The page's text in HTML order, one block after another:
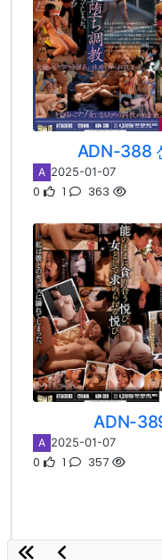
ADN-388
A 2025-01-07
0 1 363
ADN-
A 2025-01-07
0 1 357